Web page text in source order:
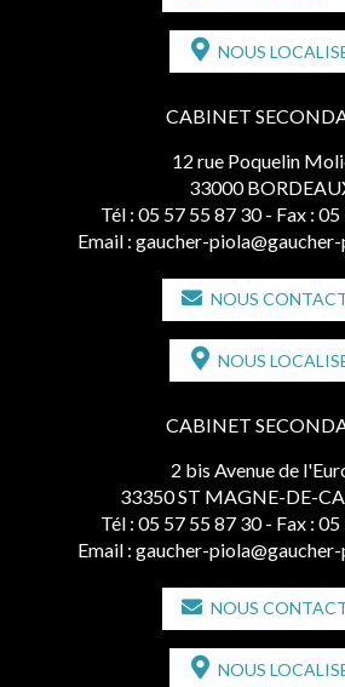
NOUS
CABINET
12 rue Poquelin
33000
Tél : 05 57 55 87 30 - Fax :
Email : gaucher-
NOUS
NOUS
CABINET
2 bis Avenue de
33350 ST MAGNE-DE-
Tél : 05 57 55 87 30 - Fax :
Email : gaucher-
NOUS
NOUS